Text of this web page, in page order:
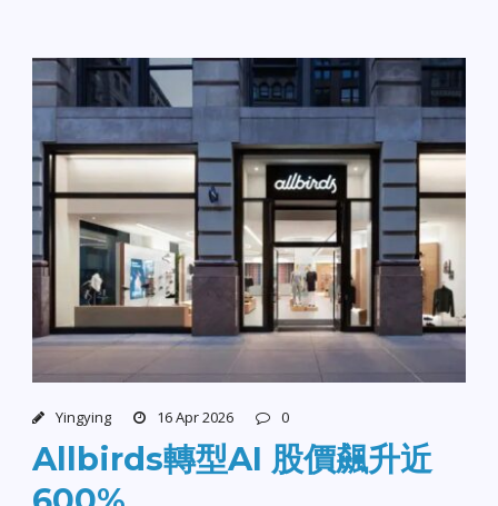
Yingying 16 Apr 2026 0
Allbirds轉型AI 股價飆升近